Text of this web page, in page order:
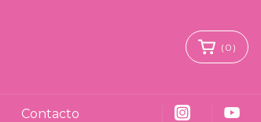
( 0 )
Contacto